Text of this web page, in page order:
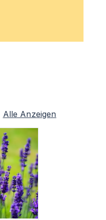
Alle Anzeigen